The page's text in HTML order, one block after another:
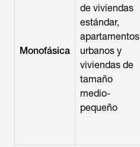
Monofásica
de viviendas
estándar,
apartamentos
urbanos y
viviendas de
tamaño
medio-
pequeño